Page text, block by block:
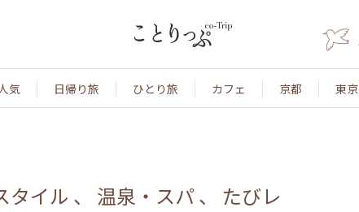
人気 日帰り旅 ひとり旅 カフェ 京都 東京
タイル 、 温泉・スパ 、 たびレ